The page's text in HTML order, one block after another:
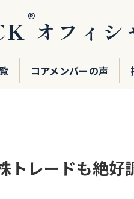
®オフィシ
コアメンバーの声
トレードも絶好